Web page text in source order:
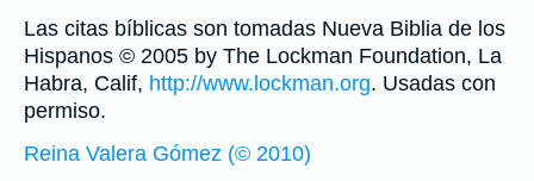
Las citas bíblicas son tomadas Nueva Biblia de los
Hispanos © 2005 by The Lockman Foundation, La
Habra, Calif, http://www.lockman.org. Usadas con
permiso.
Reina Valera Gómez (© 2010)